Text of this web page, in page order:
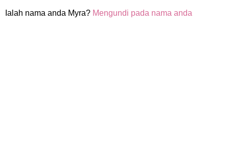
Ialah nama anda Myra? Mengundi pada nama anda